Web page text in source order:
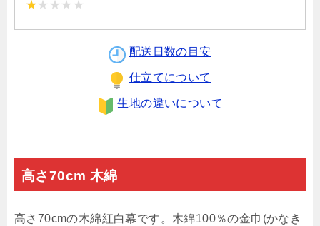
配送日数の目安
仕立てについて
生地の違いについて
高さ70cm 木綿
高さ70cmの木綿紅白幕です。木綿100％の金巾(かなき